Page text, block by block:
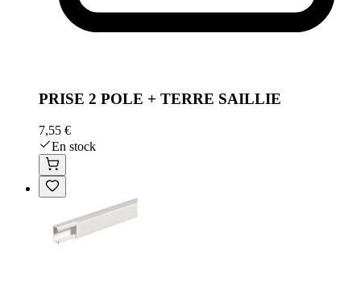
PRISE 2 POLE + TERRE SAILLIE
7,55 €
En stock